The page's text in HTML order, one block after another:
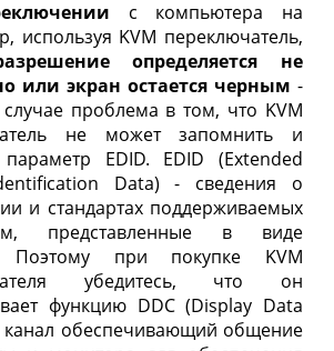
с компьютера на
используя KVM переключатель,
определяется не
или экран остается черным -
проблема в том, что KVM
не может запомнить и
параметр EDID. EDID (Extended
Data) - сведения о
и стандартах поддерживаемых
представленные в виде
Поэтому при покупке KVM
убедитесь, что он
функцию DDC (Display Data
канал обеспечивающий общение